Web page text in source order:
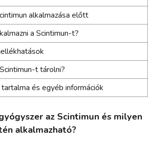
alkalmazása előtt
a Scintimun-t?
t tárolni?
és egyéb információk
az Scintimun és milyen
alkalmazható?